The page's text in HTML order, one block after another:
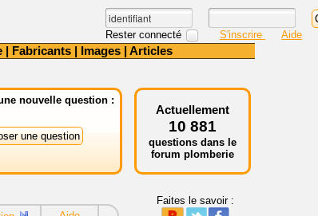
Rester connecté S'inscrire Aide
| Fabricants | Images | Articles
nouvelle question :
Actuellement
10 881
questions dans le
forum plomberie
Faites le savoir :